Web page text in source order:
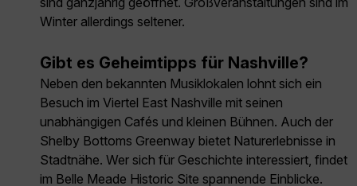
Winter allerdings seltener.
Gibt es Geheimtipps für Nashville?
Neben den bekannten Musiklokalen lohnt sich ein
Besuch im Viertel East Nashville mit seinen
unabhängigen Cafés und kleinen Bühnen. Auch der
Shelby Bottoms Greenway bietet Naturerlebnisse in
Stadtnähe. Wer sich für Geschichte interessiert, findet
im Belle Meade Historic Site spannende Einblicke.